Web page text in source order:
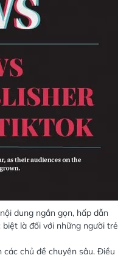
dung ngắn gọn, hấp dẫn
là đối với những người trẻ
chủ đề chuyên sâu. Điều